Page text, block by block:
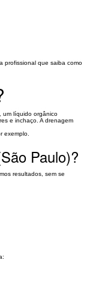
profissional que saiba como
, um líquido orgânico
e inchaço. A drenagem
exemplo.
Paulo)?
resultados, sem se